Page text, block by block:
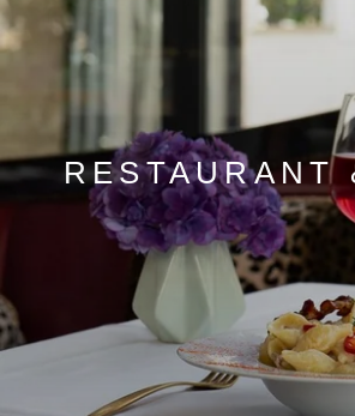
RESTAURANT